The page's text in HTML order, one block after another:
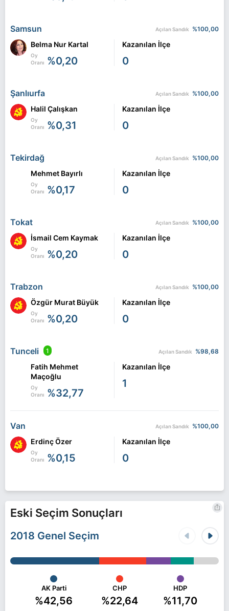
Samsun Açılan Sandık %100,00
Belma Nur Kartal
Oy
Oranı %0,20
Kazanılan İlçe
0
Şanlıurfa Açılan Sandık %100,00
Halil Çalışkan
Oy
Oranı %0,31
Kazanılan İlçe
0
Tekirdağ Açılan Sandık %100,00
Mehmet Bayırlı
Oy
Oranı %0,17
Kazanılan İlçe
0
Tokat Açılan Sandık %100,00
İsmail Cem Kaymak
Oy
Oranı %0,20
Kazanılan İlçe
0
Trabzon Açılan Sandık %100,00
Özgür Murat Büyük
Oy
Oranı %0,20
Kazanılan İlçe
0
Tunceli 1 Açılan Sandık %98,68
Fatih Mehmet
Maçoğlu
Oy
Oranı %32,77
Kazanılan İlçe
1
Van Açılan Sandık %100,00
Erdinç Özer
Oy
Oranı %0,15
Kazanılan İlçe
0
Eski Seçim Sonuçları
2018 Genel Seçim
AK Parti
%42,56
CHP
%22,64
HDP
%11,70